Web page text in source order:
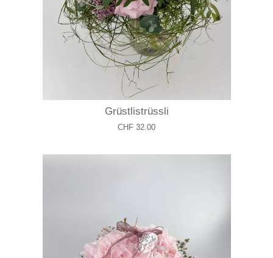
Grüstlistrüssli
CHF 32.00